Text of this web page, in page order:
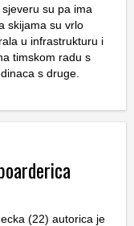
su pa ima
skijama su vrlo
u infrastrukturu i
timskom radu s
s druge.
(22) autorica je